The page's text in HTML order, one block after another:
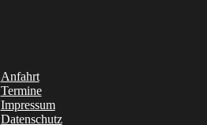
Anfahrt
Termine
Impressum
Datenschutz